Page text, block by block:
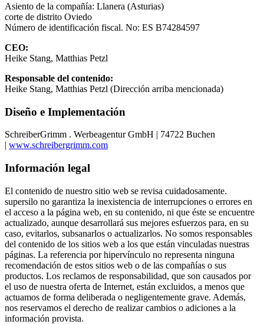
Asiento de la compañía: Llanera (Asturias)
corte de distrito Oviedo
Número de identificación fiscal. No: ES B74284597
CEO:
Heike Stang, Matthias Petzl
Responsable del contenido:
Heike Stang, Matthias Petzl (Dirección arriba mencionada)
Diseño e Implementación
SchreiberGrimm . Werbeagentur GmbH | 74722 Buchen
| www.schreibergrimm.com
Información legal
El contenido de nuestro sitio web se revisa cuidadosamente.
supersilo no garantiza la inexistencia de interrupciones o errores en
el acceso a la página web, en su contenido, ni que éste se encuentre
actualizado, aunque desarrollará sus mejores esfuerzos para, en su
caso, evitarlos, subsanarlos o actualizarlos. No somos responsables
del contenido de los sitios web a los que están vinculadas nuestras
páginas. La referencia por hipervínculo no representa ninguna
recomendación de estos sitios web o de las compañías o sus
productos. Los reclamos de responsabilidad, que son causados ​​por
el uso de nuestra oferta de Internet, están excluidos, a menos que
actuamos de forma deliberada o negligentemente grave. Además,
nos reservamos el derecho de realizar cambios o adiciones a la
información provista.